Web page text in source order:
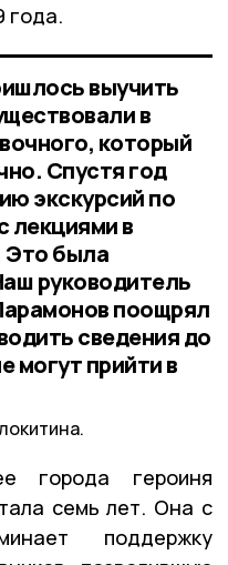
года.
выучить
в
который
Спустя год
экскурсий по
лекциями в
Это была
руководитель
поощрял
сведения до
могут прийти в
города героиня
семь лет. Она с
поддержку